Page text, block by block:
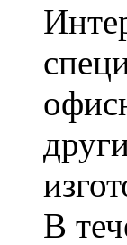
В